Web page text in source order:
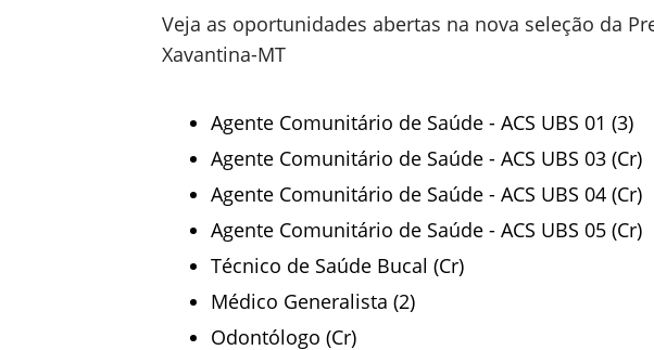
Veja as oportunidades abertas na nova seleção da
Xavantina-MT
Agente Comunitário de Saúde - ACS UBS 01 (3)
Agente Comunitário de Saúde - ACS UBS 03 (Cr)
Agente Comunitário de Saúde - ACS UBS 04 (Cr)
Agente Comunitário de Saúde - ACS UBS 05 (Cr)
Técnico de Saúde Bucal (Cr)
Médico Generalista (2)
Odontólogo (Cr)